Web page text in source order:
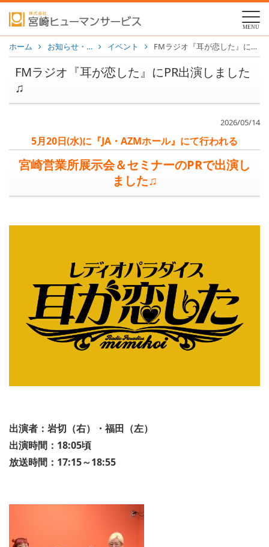
MENU
ホーム お知らせ・… イベント FMラジオ『耳が恋した』にPR出演しました♫
FMラジオ『耳が恋した』にPR出演しました
♫
2026/05/14
5月20日(水)に『JA・AZMホール』にて行われる
宮崎営業所展示会＆セミナーのPRで出演し
ました♫
出演者：岩切（右）・福田（左）
出演時間：18:05頃
放送時間：17:15～18:55